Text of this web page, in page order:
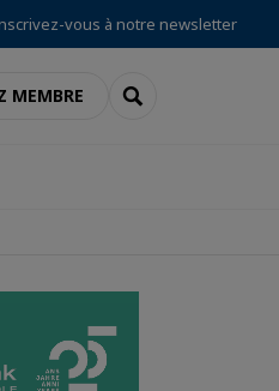
vous à notre newsletter
MEMBRE RECHERCHER